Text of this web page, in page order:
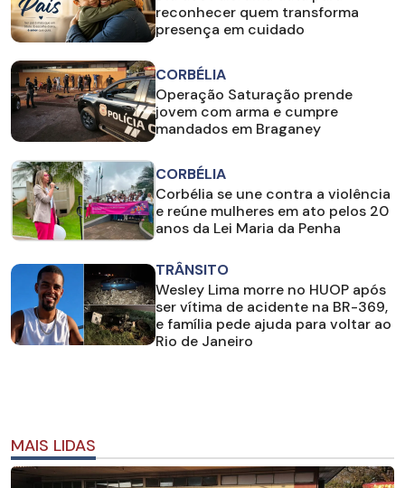
reconhecer quem transforma
presença em cuidado
CORBÉLIA
Operação Saturação prende
jovem com arma e cumpre
mandados em Braganey
CORBÉLIA
Corbélia se une contra a violência
e reúne mulheres em ato pelos 20
anos da Lei Maria da Penha
TRÂNSITO
Wesley Lima morre no HUOP após
ser vítima de acidente na BR-369,
e família pede ajuda para voltar ao
Rio de Janeiro
MAIS LIDAS